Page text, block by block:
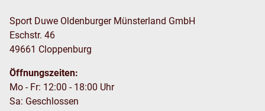
Sport Duwe Oldenburger Münsterland GmbH
Eschstr. 46
49661 Cloppenburg
Öffnungszeiten:
Mo - Fr: 12:00 - 18:00 Uhr
Sa: Geschlossen